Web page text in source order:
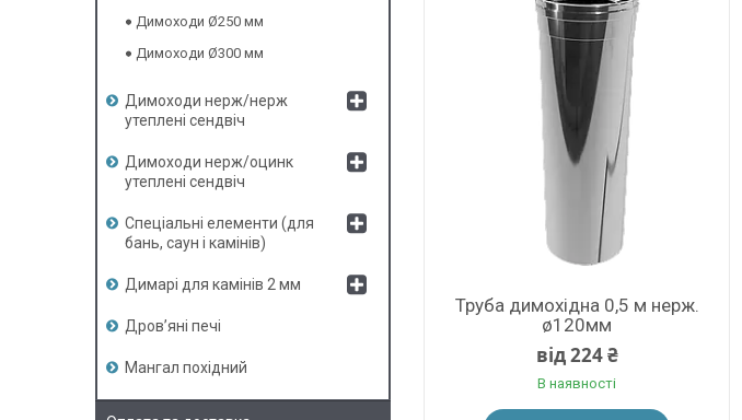
Труба димохідна 0,5 м нерж.
ø120мм
від 224 ₴
В наявності
Димоходи Ø250 мм
Димоходи Ø300 мм
Димоходи нерж/нерж
утеплені сендвіч
Димоходи нерж/оцинк
утеплені сендвіч
Спеціальні елементи (для
бань, саун і камінів)
Димарі для камінів 2 мм
Дров’яні печі
Мангал похідний